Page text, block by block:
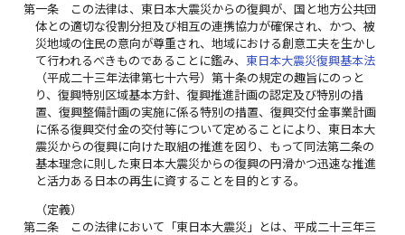
第一条
この法律は、東日本大震災からの復興が、国と地方公共団
体との適切な役割分担及び相互の連携協力が確保され、かつ、被
災地域の住民の意向が尊重され、地域における創意工夫を生かし
て行われるべきものであることに鑑み、東日本大震災復興基本法
（平成二十三年法律第七十六号）第十条の規定の趣旨にのっと
り、復興特別区域基本方針、復興推進計画の認定及び特別の措
置、復興整備計画の実施に係る特別の措置、復興交付金事業計画
に係る復興交付金の交付等について定めることにより、東日本大
震災からの復興に向けた取組の推進を図り、もって同法第二条の
基本理念に則した東日本大震災からの復興の円滑かつ迅速な推進
と活力ある日本の再生に資することを目的とする。
（定義）
第二条
この法律において「東日本大震災」とは、平成二十三年三